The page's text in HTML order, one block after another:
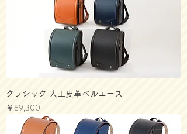
クラシック 人工皮革ベルエース
価格
￥69,300